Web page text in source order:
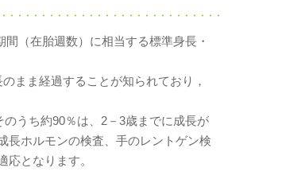
間（在胎週数）に相当する標準身長・
まま経過することが知られており，
うち約90％は、2－3歳までに成長が
長ホルモンの検査、手のレントゲン検
応となります。